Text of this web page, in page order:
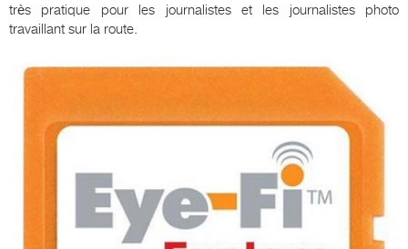
très pratique pour les journalistes et les journalistes photo
travaillant sur la route.